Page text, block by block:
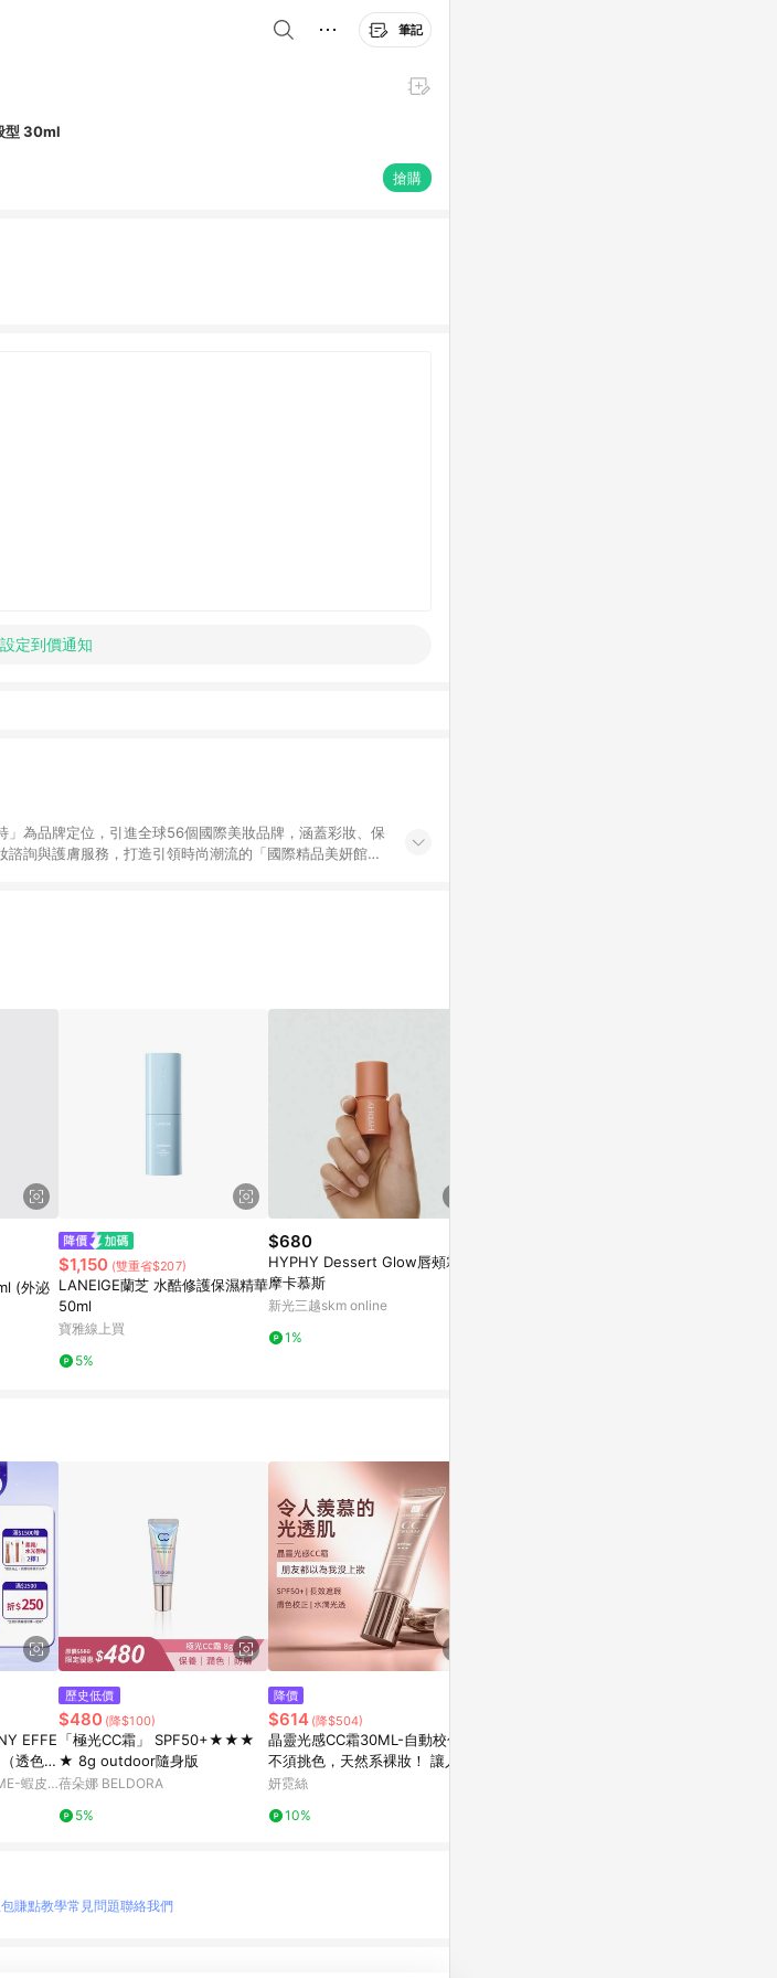
筆記
型 30ml
搶購
設定到價通知
為品牌定位，引進全球56個國際美妝品牌，涵蓋彩妝、保
詢與護膚服務，打造引領時尚潮流的「國際精品美妍館」
(外泌
$1,150 (雙重省$207)
LANEIGE蘭芝 水酷修護保濕精華
50ml
寶雅線上買
5%
$680
HYPHY Dessert Glow唇頰霜
摩卡慕斯
新光三越skm online
1%
EFFE
透色/
蝦皮
歷史低價
$480 (降$100)
「極光CC霜」 SPF50+★★★
★ 8g outdoor隨身版
蓓朵娜 BELDORA
5%
降價
$614 (降$504)
晶靈光感CC霜30ML-自動校色，
不須挑色，天然系裸妝！ 讓人羨
慕的光透肌 注意：買1送1組合請
妍霓絲
10%
賺點教學常見問題聯絡我們